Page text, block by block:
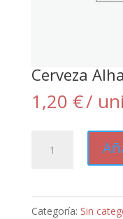
Cerveza
1,20 €/
Alhambra
Categoría: Sin